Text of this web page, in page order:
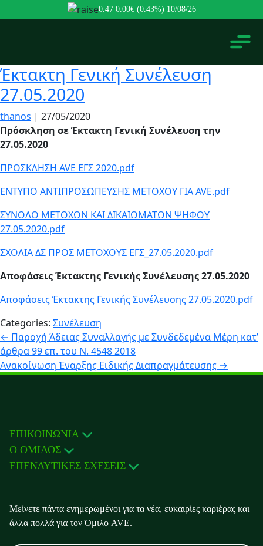
0.47 0.00€ (0.43%) 10/08/26
Έκτακτη Γενική Συνέλευση
27.05.2020
thanos | 27/05/2020
Πρόσκληση σε Έκτακτη Γενική Συνέλευση την
27.05.2020
ΠΡΟΣΚΛΗΣΗ AVE EΓΣ 2020.pdf
ΕΝΤΥΠΟ ΑΝΤΙΠΡΟΣΩΠΕΥΣΗΣ ΜΕΤΟΧΟΥ ΓΙΑ AVE.pdf
ΣΥΝΟΛΟ ΜΕΤΟΧΩΝ ΚΑΙ ΔΙΚΑΙΩΜΑΤΩΝ ΨΗΦΟΥ
27.05.2020.pdf
ΣΧΟΛΙΑ ΔΣ ΠΡΟΣ ΜΕΤΟΧΟΥΣ ΕΓΣ_27.05.2020.pdf
Αποφάσεις Έκτακτης Γενικής Συνέλευσης 27.05.2020
Αποφάσεις Έκτακτης Γενικής Συνέλευσης 27.05.2020.pdf
Categories: Συνέλευση
Πλοήγηση
άρθρων
← Παροχή Άδειας Συναλλαγής με Συνδεδεμένα Μέρη κατ’
άρθρα 99 επ. του Ν. 4548 2018
Ανακοίνωση Έναρξης Ειδικής Διαπραγμάτευσης →
ΕΠΙΚΟΙΝΩΝΙΑ
Ο ΟΜΙΛΟΣ
ΕΠΕΝΔΥΤΙΚΕΣ ΣΧΕΣΕΙΣ
Μείνετε πάντα ενημερωμένοι για τα νέα, ευκαιρίες καριέρας και
άλλα πολλά για τον Όμιλο AVE.